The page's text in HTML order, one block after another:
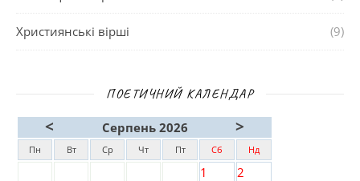
Християнські вірші (9)
ПОЕТИЧНИЙ КАЛЕНДАР
< Серпень 2026 >
Пн Вт Ср Чт Пт Сб Нд
1
2